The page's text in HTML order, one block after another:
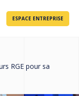
ESPACE ENTREPRISE
RGE pour sa